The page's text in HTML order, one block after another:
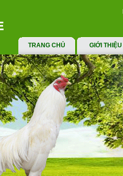
TRANG CHỦ GIỚI THIỆU